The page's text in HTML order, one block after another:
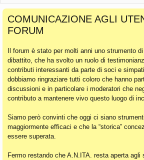
a
m
en
ti
Ra
pi
di
m
COMUNICAZIONE AGLI
FORUM
Il forum è stato per molti anni uno strumento
dibattito, che ha svolto un ruolo di
contributi interessanti da parte di soci e
dobbiamo ringraziare tutti coloro che hanno
discussioni e in particolare i moderatori che
contributo a mantenere vivo questo luogo di
Siamo però convinti che oggi ci siano
maggiormente efficaci e che la “storica”
essere superata.
Fermo restando che A.N.ITA. resta aperta agli